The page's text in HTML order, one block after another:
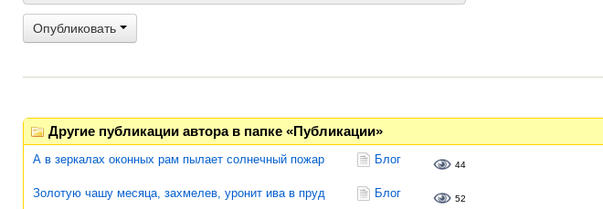
Опубликовать
Другие публикации автора в папке «Публикации»
А в зеркалах оконных рам пылает солнечный пожар Блог 44
Золотую чашу месяца, захмелев, уронит ива в пруд Блог 52